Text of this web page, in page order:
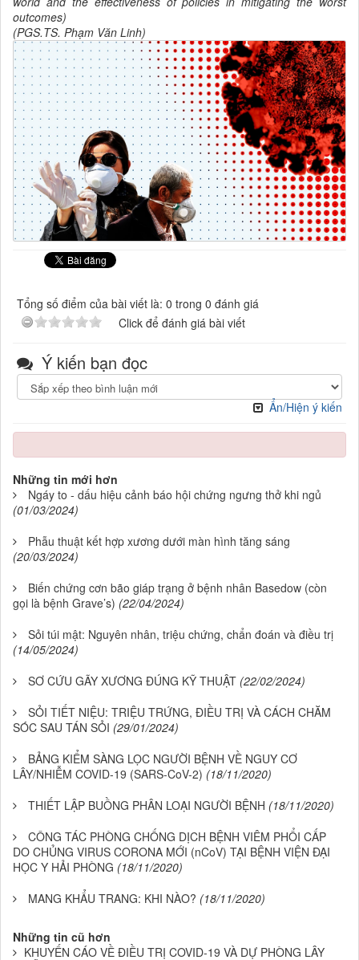
outcomes)
(PGS.TS. Phạm Văn Linh)
Tổng số điểm của bài viết là: 0 trong 0 đánh giá
Click để đánh giá bài viết
Ý kiến bạn đọc
Ẩn/Hiện ý kiến
Những tin mới hơn
Ngáy to - dấu hiệu cảnh báo hội chứng ngưng thở khi ngủ
(01/03/2024)
Phẫu thuật kết hợp xương dưới màn hình tăng sáng
(20/03/2024)
Biến chứng cơn bão giáp trạng ở bệnh nhân Basedow (còn
gọi là bệnh Grave’s) (22/04/2024)
Sỏi túi mật: Nguyên nhân, triệu chứng, chẩn đoán và điều trị
(14/05/2024)
SƠ CỨU GÃY XƯƠNG ĐÚNG KỸ THUẬT (22/02/2024)
SỎI TIẾT NIỆU: TRIỆU TRỨNG, ĐIỀU TRỊ VÀ CÁCH CHĂM
SÓC SAU TÁN SỎI (29/01/2024)
BẢNG KIỂM SÀNG LỌC NGƯỜI BỆNH VỀ NGUY CƠ
LÂY/NHIỄM COVID-19 (SARS-CoV-2) (18/11/2020)
THIẾT LẬP BUỒNG PHÂN LOẠI NGƯỜI BỆNH (18/11/2020)
CÔNG TÁC PHÒNG CHỐNG DỊCH BỆNH VIÊM PHỔI CẤP
DO CHỦNG VIRUS CORONA MỚI (nCoV) TẠI BỆNH VIỆN ĐẠI
HỌC Y HẢI PHÒNG (18/11/2020)
MANG KHẨU TRANG: KHI NÀO? (18/11/2020)
Những tin cũ hơn
KHUYẾN CÁO VỀ ĐIỀU TRỊ COVID-19 VÀ DỰ PHÒNG LÂY